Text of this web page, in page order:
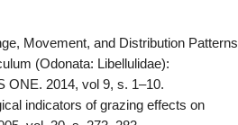
Movement, and Distribution Patterns
(Odonata: Libellulidae):
ONE. 2014, vol 9, s. 1–10.
indicators of grazing effects on